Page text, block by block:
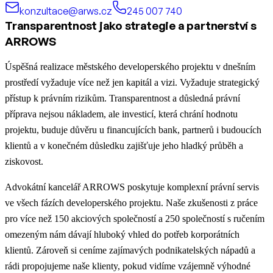
konzultace@arws.cz
245 007 740
Transparentnost jako strategie a partnerství s
ARROWS
Úspěšná realizace městského developerského projektu v dnešním
prostředí vyžaduje více než jen kapitál a vizi. Vyžaduje strategický
přístup k právním rizikům. Transparentnost a důsledná právní
příprava nejsou nákladem, ale investicí, která chrání hodnotu
projektu, buduje důvěru u financujících bank, partnerů i budoucích
klientů a v konečném důsledku zajišťuje jeho hladký průběh a
ziskovost.
Advokátní kancelář ARROWS poskytuje komplexní právní servis
ve všech fázích developerského projektu. Naše zkušenosti z práce
pro více než 150 akciových společností a 250 společností s ručením
omezeným nám dávají hluboký vhled do potřeb korporátních
klientů. Zároveň si ceníme zajímavých podnikatelských nápadů a
rádi propojujeme naše klienty, pokud vidíme vzájemně výhodné